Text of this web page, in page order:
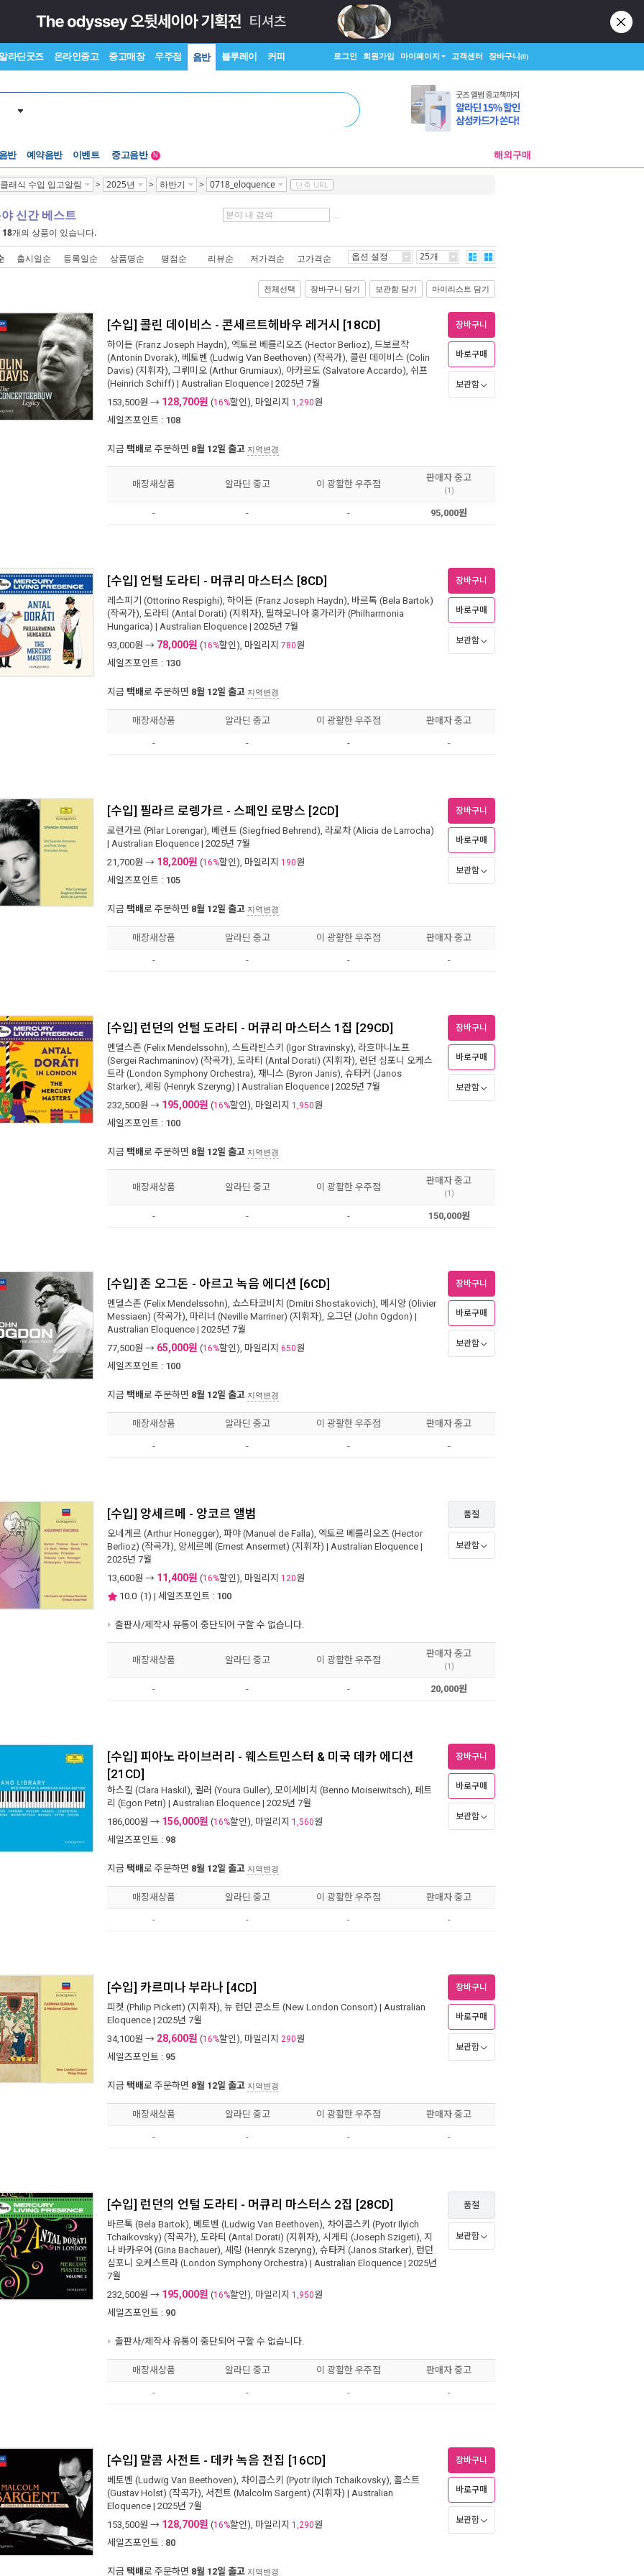
라딘굿즈 온라인중고 중고매장 우주점 음반 블루레이 커피 로그인 회원가입 마이페이지 고객센터 장바구니(0)
반 예약음반 이벤트
중고음반
중고음반
N 해외구매
클래식 수입 입고알림 > 2025년 > 하반기 > 0718_eloquence 단축 URL
신간 베스트
18개의 상품이 있습니다.
출시일순 등록일순 상품명순 평점순 리뷰순 저가격순 고가격순 옵션 설정 25개
전체선택 장바구니 담기 보관함 담기 마이리스트 담기
[수입] 콜린 데이비스 - 콘세르트헤바우 레거시 [18CD]
하이든 (Franz Joseph Haydn), 엑토르 베를리오즈 (Hector Berlioz), 드보르작
(Antonin Dvorak), 베토벤 (Ludwig Van Beethoven) (작곡가), 콜린 데이비스 (Colin
Davis) (지휘자), 그뤼미오 (Arthur Grumiaux), 아카르도 (Salvatore Accardo), 쉬프
(Heinrich Schiff) | Australian Eloquence | 2025년 7월
153,500원 → 128,700원 (16%할인), 마일리지 1,290원
세일즈포인트 : 108
지금 택배로 주문하면 8월 12일 출고 지역변경
장바구니
바로구매
보관함
매장새상품 알라딘 중고 이 광활한 우주점
판매자 중고
(1)
- - - 95,000원
[수입] 언털 도라티 - 머큐리 마스터스 [8CD]
레스피기 (Ottorino Respighi), 하이든 (Franz Joseph Haydn), 바르톡 (Bela Bartok)
(작곡가), 도라티 (Antal Dorati) (지휘자), 필하모니아 훙가리카 (Philharmonia
Hungarica) | Australian Eloquence | 2025년 7월
93,000원 → 78,000원 (16%할인), 마일리지 780원
세일즈포인트 : 130
지금 택배로 주문하면 8월 12일 출고 지역변경
장바구니
바로구매
보관함
매장새상품 알라딘 중고 이 광활한 우주점 판매자 중고
- - - -
[수입] 필라르 로렝가르 - 스페인 로망스 [2CD]
로렌가르 (Pilar Lorengar), 베렌트 (Siegfried Behrend), 라로차 (Alicia de Larrocha)
| Australian Eloquence | 2025년 7월
21,700원 → 18,200원 (16%할인), 마일리지 190원
세일즈포인트 : 105
지금 택배로 주문하면 8월 12일 출고 지역변경
장바구니
바로구매
보관함
매장새상품 알라딘 중고 이 광활한 우주점 판매자 중고
- - - -
[수입] 런던의 언털 도라티 - 머큐리 마스터스 1집 [29CD]
멘델스존 (Felix Mendelssohn), 스트라빈스키 (Igor Stravinsky), 라흐마니노프
(Sergei Rachmaninov) (작곡가), 도라티 (Antal Dorati) (지휘자), 런던 심포니 오케스
트라 (London Symphony Orchestra), 재니스 (Byron Janis), 슈타커 (Janos
Starker), 셰링 (Henryk Szeryng) | Australian Eloquence | 2025년 7월
232,500원 → 195,000원 (16%할인), 마일리지 1,950원
세일즈포인트 : 100
지금 택배로 주문하면 8월 12일 출고 지역변경
장바구니
바로구매
보관함
매장새상품 알라딘 중고 이 광활한 우주점
판매자 중고
(1)
- - - 150,000원
[수입] 존 오그돈 - 아르고 녹음 에디션 [6CD]
멘델스존 (Felix Mendelssohn), 쇼스타코비치 (Dmitri Shostakovich), 메시앙 (Olivier
Messiaen) (작곡가), 마리너 (Neville Marriner) (지휘자), 오그던 (John Ogdon) |
Australian Eloquence | 2025년 7월
77,500원 → 65,000원 (16%할인), 마일리지 650원
세일즈포인트 : 100
지금 택배로 주문하면 8월 12일 출고 지역변경
장바구니
바로구매
보관함
매장새상품 알라딘 중고 이 광활한 우주점 판매자 중고
- - - -
[수입] 앙세르메 - 앙코르 앨범
오네게르 (Arthur Honegger), 파야 (Manuel de Falla), 엑토르 베를리오즈 (Hector
Berlioz) (작곡가), 앙세르메 (Ernest Ansermet) (지휘자) | Australian Eloquence |
2025년 7월
13,600원 → 11,400원 (16%할인), 마일리지 120원
10.0 (1) | 세일즈포인트 : 100
출판사/제작사 유통이 중단되어 구할 수 없습니다.
품절
보관함
매장새상품 알라딘 중고 이 광활한 우주점
판매자 중고
(1)
- - - 20,000원
[수입] 피아노 라이브러리 - 웨스트민스터 & 미국 데카 에디션
[21CD]
하스킬 (Clara Haskil) 귈러 (Youra Guller) 모이세비치 (Benno Moiseiwitsch) 페트
리 (Egon Petri) | Australian Eloquence | 2025년 7월
186,000원 → 156,000원 (16%할인), 마일리지 1,560원
세일즈포인트 : 98
지금 택배로 주문하면 8월 12일 출고 지역변경
장바구니
바로구매
보관함
매장새상품 알라딘 중고 이 광활한 우주점 판매자 중고
- - - -
[수입] 카르미나 부라나 [4CD]
피켓 (Philip Pickett) (지휘자), 뉴 런던 콘소트 (New London Consort) | Australian
Eloquence | 2025년 7월
34,100원 → 28,600원 (16%할인), 마일리지 290원
세일즈포인트 : 95
지금 택배로 주문하면 8월 12일 출고 지역변경
장바구니
바로구매
보관함
매장새상품 알라딘 중고 이 광활한 우주점 판매자 중고
- - - -
[수입] 런던의 언털 도라티 - 머큐리 마스터스 2집 [28CD]
바르톡 (Bela Bartok), 베토벤 (Ludwig Van Beethoven), 차이콥스키 (Pyotr Ilyich
Tchaikovsky) (작곡가), 도라티 (Antal Dorati) (지휘자), 시게티 (Joseph Szigeti), 지
나 바카우어 (Gina Bachauer), 셰링 (Henryk Szeryng), 슈타커 (Janos Starker), 런던
심포니 오케스트라 (London Symphony Orchestra) | Australian Eloquence | 2025년
7월
232,500원 → 195,000원 (16%할인), 마일리지 1,950원
세일즈포인트 : 90
출판사/제작사 유통이 중단되어 구할 수 없습니다.
품절
보관함
매장새상품 알라딘 중고 이 광활한 우주점 판매자 중고
- - - -
[수입] 말콤 사전트 - 데카 녹음 전집 [16CD]
베토벤 (Ludwig Van Beethoven), 차이콥스키 (Pyotr Ilyich Tchaikovsky), 홀스트
(Gustav Holst) (작곡가), 서전트 (Malcolm Sargent) (지휘자) | Australian
Eloquence | 2025년 7월
153,500원 → 128,700원 (16%할인), 마일리지 1,290원
세일즈포인트 : 80
지금 택배로 주문하면 8월 12일 출고 지역변경
장바구니
바로구매
보관함